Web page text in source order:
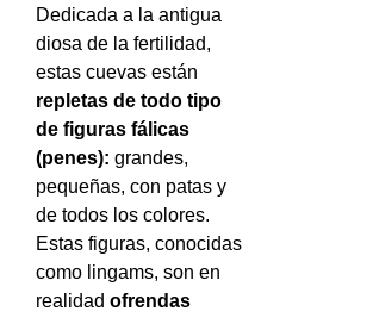
Dedicada a la antigua
diosa de la fertilidad,
estas cuevas están
repletas de todo tipo
de figuras fálicas
(penes): grandes,
pequeñas, con patas y
de todos los colores.
Estas figuras, conocidas
como lingams, son en
realidad ofrendas